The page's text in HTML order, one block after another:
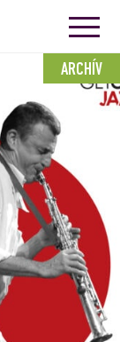
ARCHÍV